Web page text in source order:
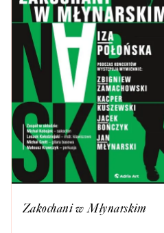
Zakochani w Młynarskim